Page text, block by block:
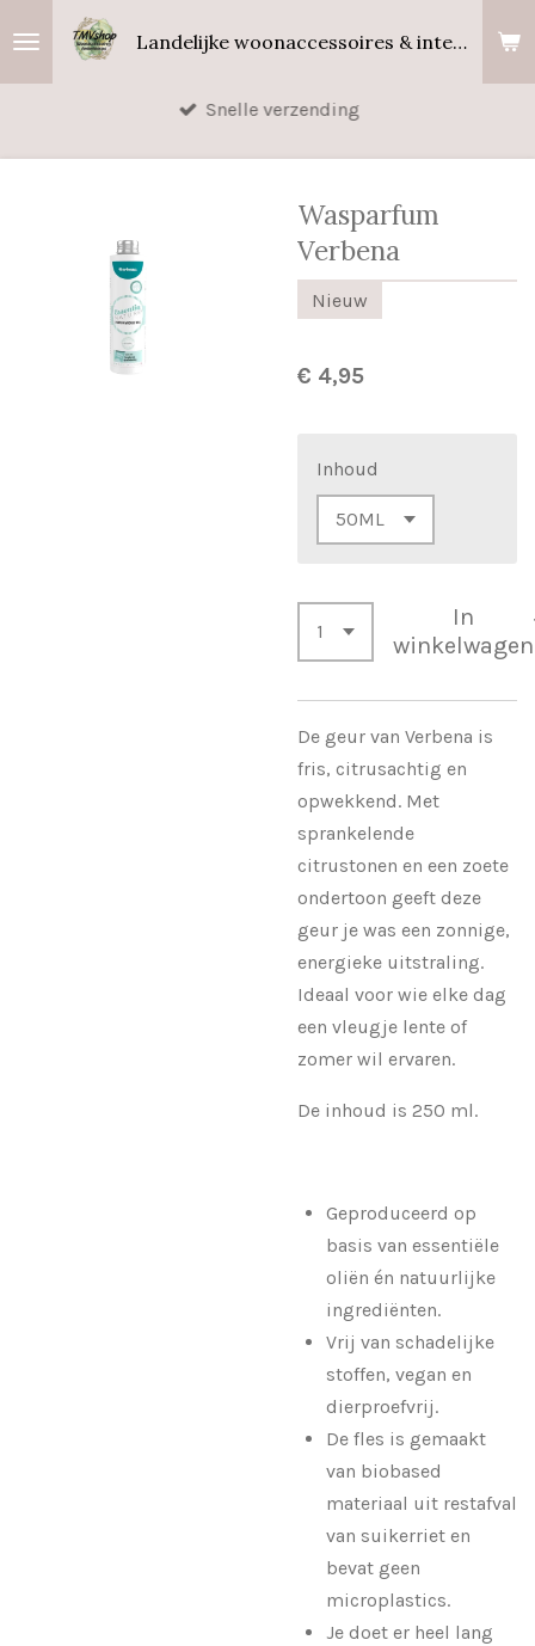
hoofdinhoud
Landelijke woonaccessoires & interieurgeuren
Snelle verzending
Wasparfum
Verbena
Nieuw
€ 4,95
Inhoud
In
winkelwagen
De geur van Verbena is
fris, citrusachtig en
opwekkend. Met
sprankelende
citrustonen en een zoete
ondertoon geeft deze
geur je was een zonnige,
energieke uitstraling.
Ideaal voor wie elke dag
een vleugje lente of
zomer wil ervaren.
De inhoud is 250 ml.
Geproduceerd op
basis van essentiële
oliën én natuurlijke
ingrediënten.
Vrij van schadelijke
stoffen, vegan en
dierproefvrij.
De fles is gemaakt
van biobased
materiaal uit restafval
van suikerriet en
bevat geen
microplastics.
Je doet er heel lang